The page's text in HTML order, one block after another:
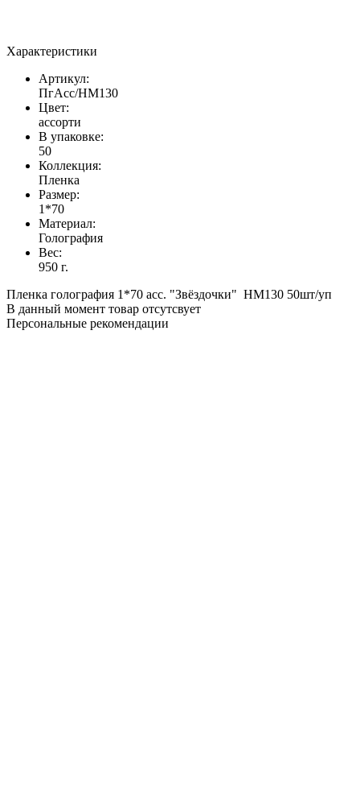
Характеристики
Артикул:
ПгАсс/HM130
Цвет:
ассорти
В упаковке:
50
Коллекция:
Пленка
Размер:
1*70
Материал:
Голография
Вес:
950 г.
Пленка голография 1*70 асс. "Звёздочки" HM130 50шт/уп
В данный момент товар отсутсвует
Персональные рекомендации